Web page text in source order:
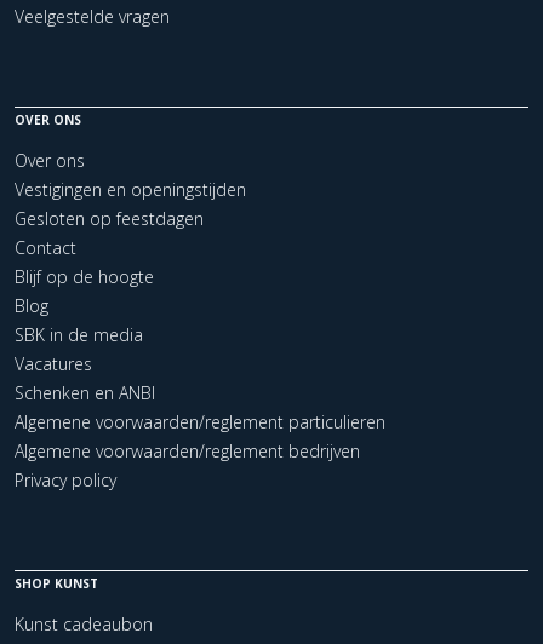
Veelgestelde vragen
OVER ONS
Over ons
Vestigingen en openingstijden
Gesloten op feestdagen
Contact
Blijf op de hoogte
Blog
SBK in de media
Vacatures
Schenken en ANBI
Algemene voorwaarden/reglement particulieren
Algemene voorwaarden/reglement bedrijven
Privacy policy
SHOP KUNST
Kunst cadeaubon